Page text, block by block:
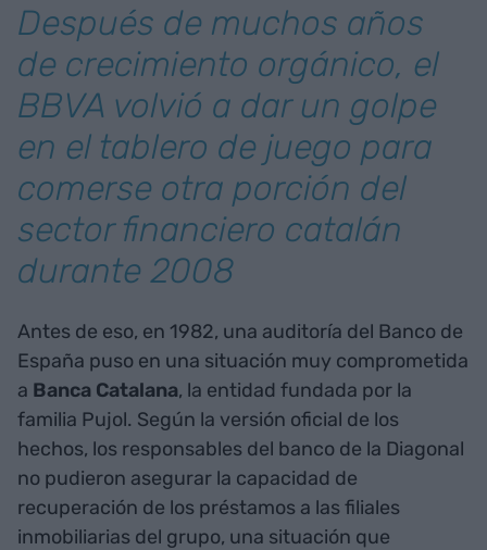
Después de muchos años
de crecimiento orgánico, el
BBVA volvió a dar un golpe
en el tablero de juego para
comerse otra porción del
sector financiero catalán
durante 2008
Antes de eso, en 1982, una auditoría del Banco de
España puso en una situación muy comprometida
a Banca Catalana, la entidad fundada por la
familia Pujol. Según la versión oficial de los
hechos, los responsables del banco de la Diagonal
no pudieron asegurar la capacidad de
recuperación de los préstamos a las filiales
inmobiliarias del grupo, una situación que